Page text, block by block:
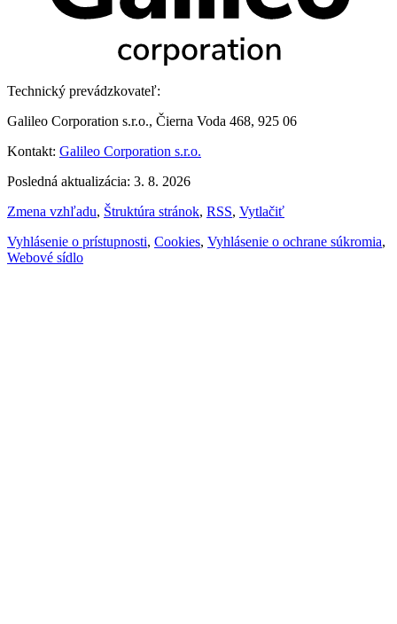
Technický prevádzkovateľ:
Galileo Corporation s.r.o., Čierna Voda 468, 925 06
Kontakt: Galileo Corporation s.r.o.
Posledná aktualizácia: 3. 8. 2026
Zmena vzhľadu, Štruktúra stránok, RSS, Vytlačiť
Vyhlásenie o prístupnosti, Cookies, Vyhlásenie o ochrane súkromia,
Webové sídlo